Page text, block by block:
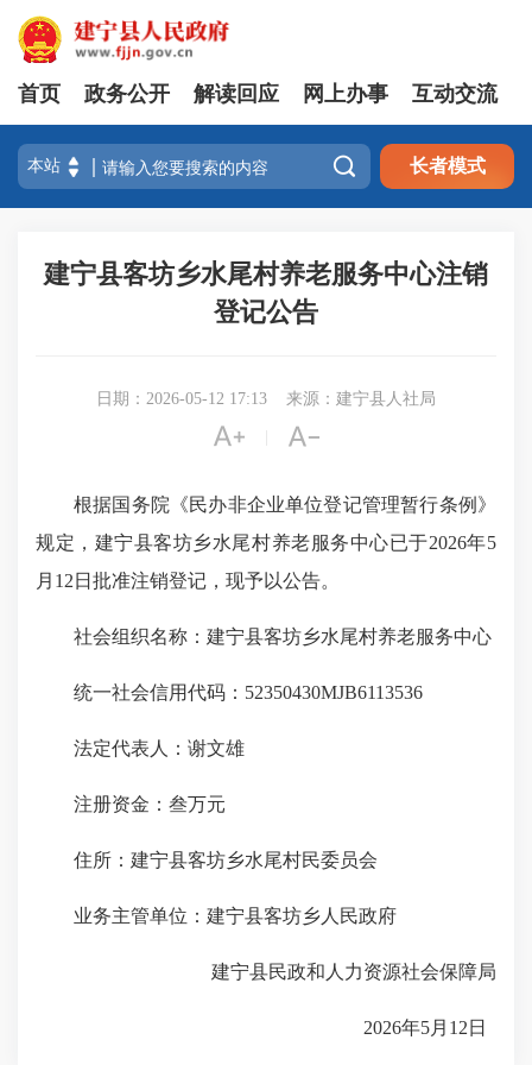
首页 政务公开 解读回应 网上办事 互动交流
 长者模式
建宁县客坊乡水尾村养老服务中心注销
登记公告
日期：2026-05-12 17:13 来源：建宁县人社局
 
根据国务院《民办非企业单位登记管理暂行条例》
规定，建宁县客坊乡水尾村养老服务中心已于2026年5
月12日批准注销登记，现予以公告。
社会组织名称：建宁县客坊乡水尾村养老服务中心
统一社会信用代码：52350430MJB6113536
法定代表人：谢文雄
注册资金：叁万元
住所：建宁县客坊乡水尾村民委员会
业务主管单位：建宁县客坊乡人民政府
建宁县民政和人力资源社会保障局
2026年5月12日